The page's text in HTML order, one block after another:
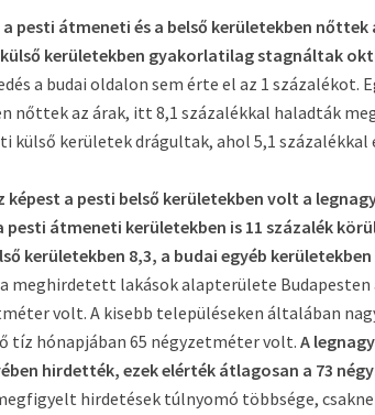
pesti átmeneti és a belső kerületekben
kerületekben gyakorlatilag stagnáltak
a budai oldalon sem érte el az 1 százalékot.
nőttek az árak, itt 8,1 százalékkal haladták
külső kerületek drágultak, ahol 5,1
a pesti belső kerületekben volt a
pesti átmeneti kerületekben is 11 százalék
kerületekben 8,3, a budai egyéb
meghirdetett lakások alapterülete Budapesten
volt. A kisebb településeken általában
tíz hónapjában 65 négyzetméter volt.A
hirdették, ezek elérték átlagosan a 73
hirdetések túlnyomó többsége,